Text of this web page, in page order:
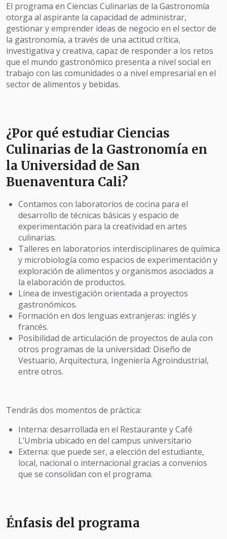
El programa en Ciencias Culinarias de la Gastronomía
otorga al aspirante la capacidad de administrar,
gestionar y emprender ideas de negocio en el sector de
la gastronomía, a través de una actitud crítica,
investigativa y creativa, capaz de responder a los retos
que el mundo gastronómico presenta a nivel social en
trabajo con las comunidades o a nivel empresarial en el
sector de alimentos y bebidas.
¿Por qué estudiar Ciencias
Culinarias de la Gastronomía en
la Universidad de San
Buenaventura Cali?
Contamos con laboratorios de cocina para el
desarrollo de técnicas básicas y espacio de
experimentación para la creatividad en artes
culinarias.
Talleres en laboratorios interdisciplinares de química
y microbiología como espacios de experimentación y
exploración de alimentos y organismos asociados a
la elaboración de productos.
Línea de investigación orientada a proyectos
gastronómicos.
Formación en dos lenguas extranjeras: inglés y
francés.
Posibilidad de articulación de proyectos de aula con
otros programas de la universidad: Diseño de
Vestuario, Arquitectura, Ingeniería Agroindustrial,
entre otros.
Tendrás dos momentos de práctica:
Interna: desarrollada en el Restaurante y Café
L’Umbria ubicado en del campus universitario
Externa: que puede ser, a elección del estudiante,
local, nacional o internacional gracias a convenios
que se consolidan con el programa.
Énfasis del programa